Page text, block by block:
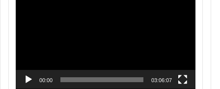
00:00 03:06:07